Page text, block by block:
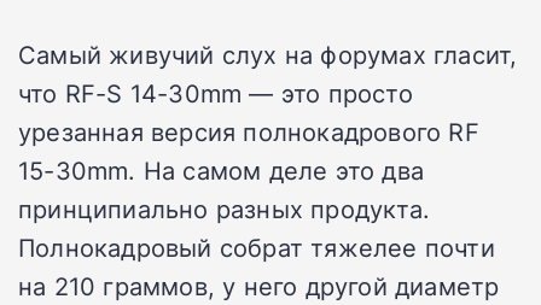
Самый живучий слух на форумах гласит,
что RF-S 14-30mm — это просто
урезанная версия полнокадрового RF
15-30mm. На самом деле это два
принципиально разных продукта.
Полнокадровый собрат тяжелее почти
на 210 граммов, у него другой диаметр